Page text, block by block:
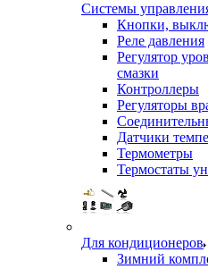
Системы
Кнопки,
Реле давления
Регулятор
смазки
Контроллеры
Регуляторы
Датчики
Термометры
Термостаты
Для кондиционеров
Зимний